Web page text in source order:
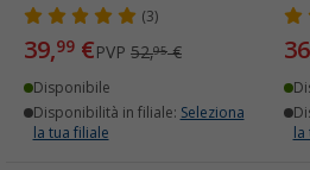
(3)
39,99 €PVP 52,95€
Disponibile
Disponibilità in filiale: Seleziona
la tua filiale